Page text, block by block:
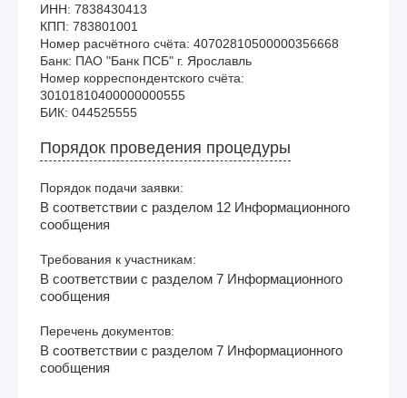
ИНН: 7838430413
КПП: 783801001
Номер расчётного счёта: 40702810500000356668
Банк: ПАО "Банк ПСБ" г. Ярославль
Номер корреспондентского счёта:
30101810400000000555
Порядок проведения процедуры
Порядок подачи заявки:
В соответствии с разделом 12 Информационного
сообщения
Требования к участникам:
В соответствии с разделом 7 Информационного
сообщения
Перечень документов:
В соответствии с разделом 7 Информационного
сообщения